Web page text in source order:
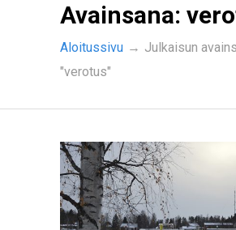
Avainsana:
Aloitussivu → Julkaisun
"verotus"